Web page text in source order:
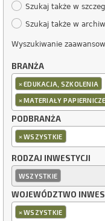
Szukaj także w
Szukaj także w
Wyszukiwanie
BRANŻA
×EDUKACJA, SZKOLENIA
×MATERIAŁY
PODBRANŻA
×WSZYSTKIE
RODZAJ INWESTYCJI
WSZYSTKIE
WOJEWÓDZTWO
×WSZYSTKIE